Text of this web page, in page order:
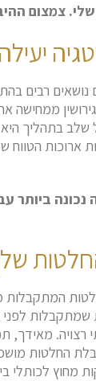
צמצום
יעילה
נושאים רבים
ממחישה
בתהליך
ארוכות הטווח
ביותר
המתקבלות
שמתקבלות
רצויה. מאידך,
החלטות
מחוץ